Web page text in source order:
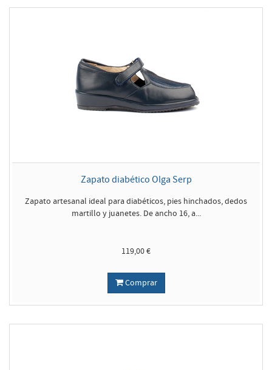
Zapato diabético Olga Serp
Zapato artesanal ideal para diabéticos, pies hinchados, dedos
martillo y juanetes. De ancho 16, a...
119,00 €
Comprar